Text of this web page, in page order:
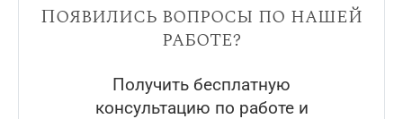
Появились вопросы по нашей
работе?
Получить бесплатную
консультацию по работе и